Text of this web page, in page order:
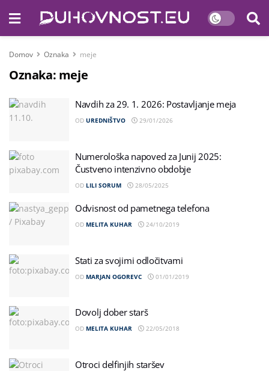
Domov Oznaka meje
Oznaka: meje
Navdih za 29. 1. 2026: Postavljanje meja
OD UREDNIŠTVO 29/01/2026
Numerološka napoved za Junij 2025:
Čustveno intenzivno obdobje
OD LILI SORUM 28/05/2025
Odvisnost od pametnega telefona
OD MELITA KUHAR 24/10/2019
Stati za svojimi odločitvami
OD MARJAN OGOREVC 01/01/2019
Dovolj dober starš
OD MELITA KUHAR 22/05/2018
Otroci delfinjih staršev